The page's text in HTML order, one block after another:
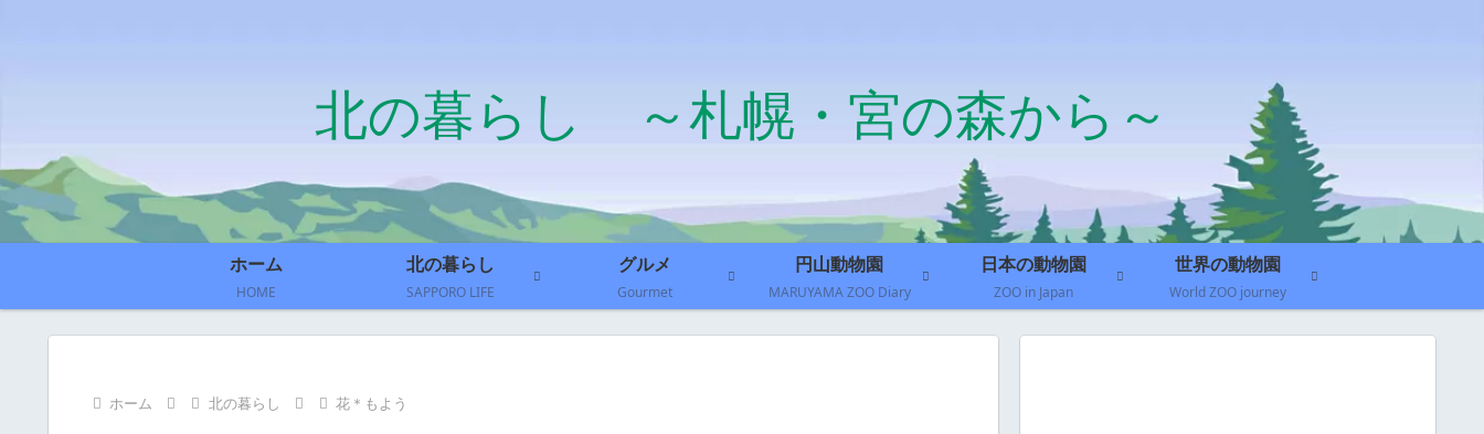
北の暮らし ～札幌・宮の森から～
ホーム
HOME
北の暮らし
SAPPORO LIFE
グルメ
Gourmet
円山動物園
MARUYAMA ZOO Diary
日本の動物園
ZOO in Japan
世界の動物園
World ZOO journey
ホーム 北の暮らし 花＊もよう